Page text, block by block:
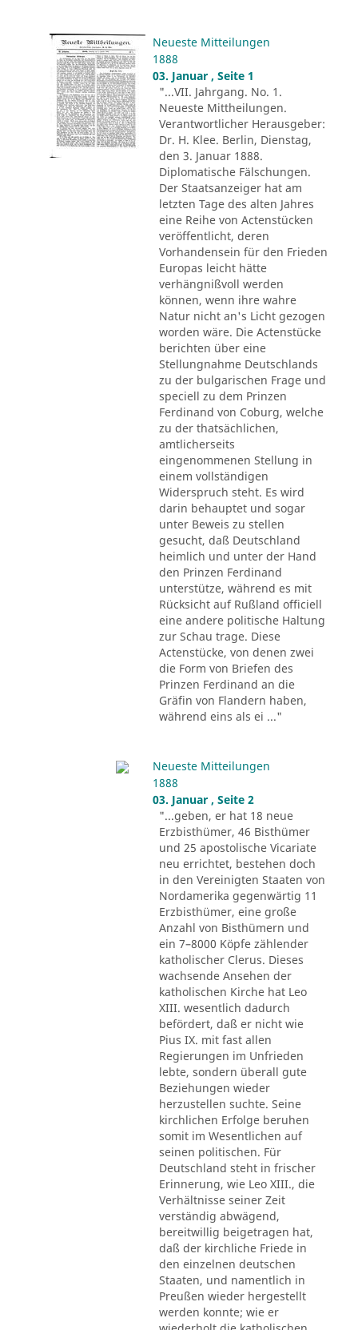
Neueste Mitteilungen
1888
03. Januar , Seite 1
"...VII. Jahrgang. No. 1.
Neueste Mittheilungen.
Verantwortlicher Herausgeber:
Dr. H. Klee. Berlin, Dienstag,
den 3. Januar 1888.
Diplomatische Fälschungen.
Der Staatsanzeiger hat am
letzten Tage des alten Jahres
eine Reihe von Actenstücken
veröffentlicht, deren
Vorhandensein für den Frieden
Europas leicht hätte
verhängnißvoll werden
können, wenn ihre wahre
Natur nicht an's Licht gezogen
worden wäre. Die Actenstücke
berichten über eine
Stellungnahme Deutschlands
zu der bulgarischen Frage und
speciell zu dem Prinzen
Ferdinand von Coburg, welche
zu der thatsächlichen,
amtlicherseits
eingenommenen Stellung in
einem vollständigen
Widerspruch steht. Es wird
darin behauptet und sogar
unter Beweis zu stellen
gesucht, daß Deutschland
heimlich und unter der Hand
den Prinzen Ferdinand
unterstütze, während es mit
Rücksicht auf Rußland officiell
eine andere politische Haltung
zur Schau trage. Diese
Actenstücke, von denen zwei
die Form von Briefen des
Prinzen Ferdinand an die
Gräfin von Flandern haben,
während eins als ei ..."
Neueste Mitteilungen
1888
03. Januar , Seite 2
"...geben, er hat 18 neue
Erzbisthümer, 46 Bisthümer
und 25 apostolische Vicariate
neu errichtet, bestehen doch
in den Vereinigten Staaten von
Nordamerika gegenwärtig 11
Erzbisthümer, eine große
Anzahl von Bisthümern und
ein 7–8000 Köpfe zählender
katholischer Clerus. Dieses
wachsende Ansehen der
katholischen Kirche hat Leo
XIII. wesentlich dadurch
befördert, daß er nicht wie
Pius IX. mit fast allen
Regierungen im Unfrieden
lebte, sondern überall gute
Beziehungen wieder
herzustellen suchte. Seine
kirchlichen Erfolge beruhen
somit im Wesentlichen auf
seinen politischen. Für
Deutschland steht in frischer
Erinnerung, wie Leo XIII., die
Verhältnisse seiner Zeit
verständig abwägend,
bereitwillig beigetragen hat,
daß der kirchliche Friede in
den einzelnen deutschen
Staaten, und namentlich in
Preußen wieder hergestellt
werden konnte; wie er